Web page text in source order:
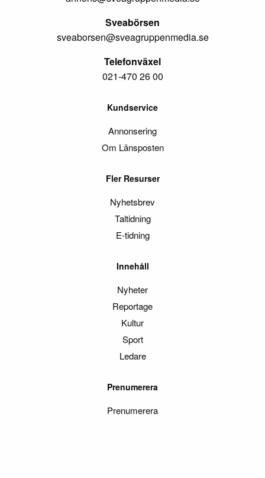
Sveabörsen
sveaborsen@sveagruppenmedia.se
Telefonväxel
021-470 26 00
Kundservice
Annonsering
Om Länsposten
Fler Resurser
Nyhetsbrev
Taltidning
E-tidning
Innehåll
Nyheter
Reportage
Kultur
Sport
Ledare
Prenumerera
Prenumerera